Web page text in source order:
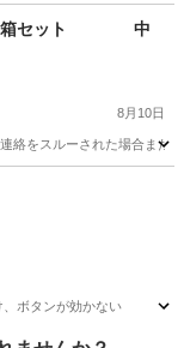
２箱セット 中
8月10日
をスルーされた場合また
ボタンが効かない
ボタン